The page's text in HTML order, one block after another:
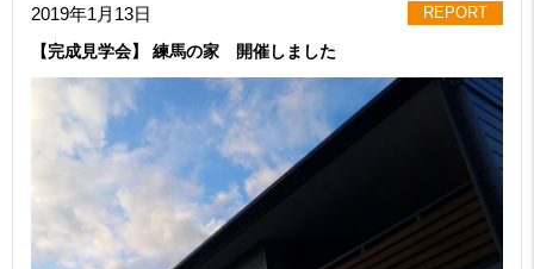
2019年1月13日 REPORT
【完成見学会】 練馬の家 開催しました